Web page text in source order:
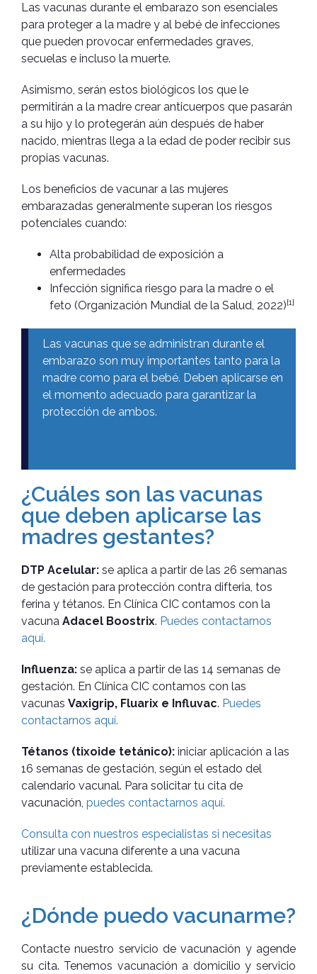
Las vacunas durante el embarazo son esenciales
para proteger a la madre y al bebé de infecciones
que pueden provocar enfermedades graves,
secuelas e incluso la muerte.
Asimismo, serán estos biológicos los que le
permitirán a la madre crear anticuerpos que pasarán
a su hijo y lo protegerán aún después de haber
nacido, mientras llega a la edad de poder recibir sus
propias vacunas.
Los beneficios de vacunar a las mujeres
embarazadas generalmente superan los riesgos
potenciales cuando:
Alta probabilidad de exposición a
enfermedades
Infección significa riesgo para la madre o el
feto (Organización Mundial de la Salud, 2022)[1]
Las vacunas que se administran durante el
embarazo son muy importantes tanto para la
madre como para el bebé. Deben aplicarse en
el momento adecuado para garantizar la
protección de ambos.
¿Cuáles son las vacunas
que deben aplicarse las
madres gestantes?
DTP Acelular: se aplica a partir de las 26 semanas
de gestación para protección contra difteria, tos
ferina y tétanos. En Clínica CIC contamos con la
vacuna Adacel Boostrix. Puedes contactarnos
aquí.
Influenza: se aplica a partir de las 14 semanas de
gestación. En Clínica CIC contamos con las
vacunas Vaxigrip, Fluarix e Influvac. Puedes
contactarnos aquí.
Tétanos (tixoide tetánico): iniciar aplicación a las
16 semanas de gestación, según el estado del
calendario vacunal. Para solicitar tu cita de
vacunación, puedes contactarnos aquí.
Consulta con nuestros especialistas si necesitas
utilizar una vacuna diferente a una vacuna
previamente establecida.
¿Dónde puedo vacunarme?
Contacte nuestro servicio de vacunación y agende
su cita. Tenemos vacunación a domicilio y servicio